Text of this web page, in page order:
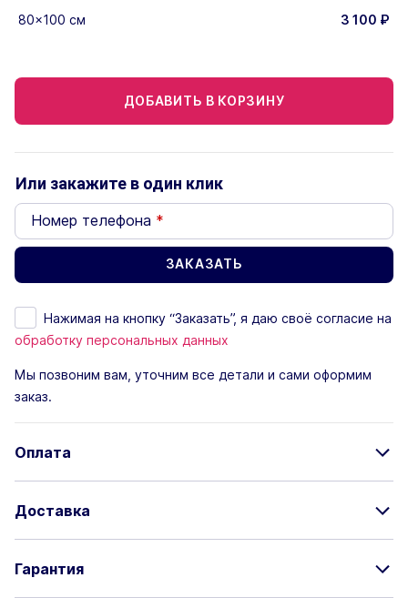
80×100 см 3 100 ₽
ДОБАВИТЬ В КОРЗИНУ
Или закажите в один клик
Номер телефона *
Нажимая на кнопку “Заказать”, я даю своё согласие на
обработку персональных данных
Мы позвоним вам, уточним все детали и сами оформим
заказ.
Оплата
Доставка
Гарантия